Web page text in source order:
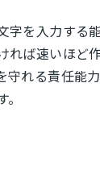
字を入力する
れば速いほど
れる責任能